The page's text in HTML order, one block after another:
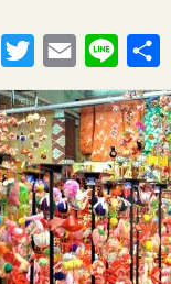
FacebookTwitter Email Line